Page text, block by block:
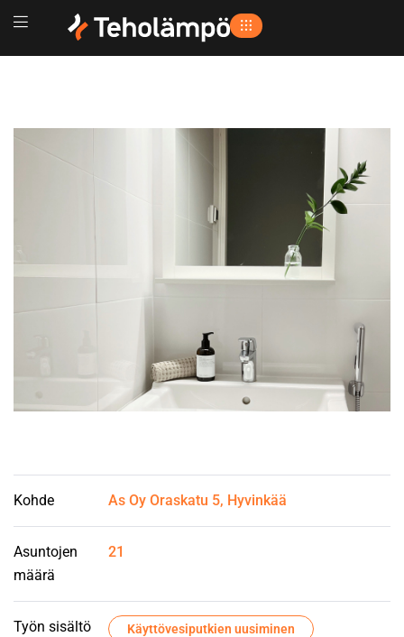
Kohde As Oy Oraskatu 5, Hyvinkää
Asuntojen
määrä
21
Työn sisältö
Käyttövesiputkien uusiminen